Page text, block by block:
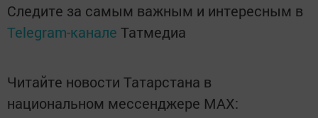
Следите за самым важным и интересным в
Telegram-канале Татмедиа
Читайте новости Татарстана в
национальном мессенджере MАХ: